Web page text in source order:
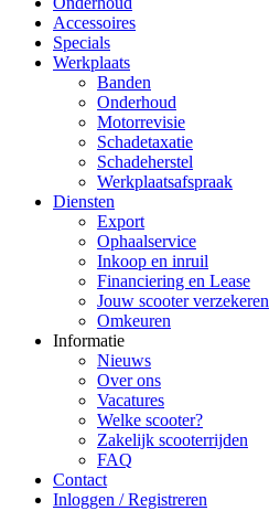
Accessoires
Specials
Werkplaats
Banden
Onderhoud
Motorrevisie
Schadetaxatie
Schadeherstel
Werkplaatsafspraak
Diensten
Export
Ophaalservice
Inkoop en inruil
Financiering en Lease
Jouw scooter verzekeren
Omkeuren
Informatie
Nieuws
Over ons
Vacatures
Welke scooter?
Zakelijk scooterrijden
FAQ
Contact
Inloggen / Registreren